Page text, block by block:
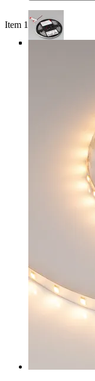
Item 1 of 4